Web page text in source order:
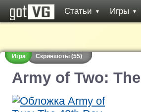
Статьи ▼ Игры ▼
Игра Скриншоты (55)
Army of Two: